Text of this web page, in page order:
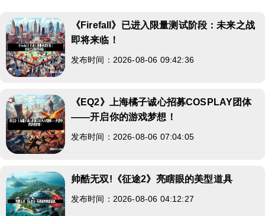
《Firefall》已进入限量测试阶段：未来之战
即将来临！
发布时间：2026-08-06 09:42:36
《EQ2》上海橘子诚心招募COSPLAY团体
——开启你的游戏梦想！
发布时间：2026-08-06 07:04:05
帅酷无双!《征途2》亮瞎眼的美型道具
发布时间：2026-08-06 04:12:27